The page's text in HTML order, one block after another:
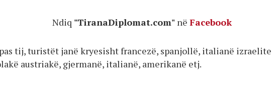
Ndiq "TiranaDiplomat.com" në Facebook
tij, turistët janë kryesisht francezë, spanjollë, italianë izraelite
austriakë, gjermanë, italianë, amerikanë etj.